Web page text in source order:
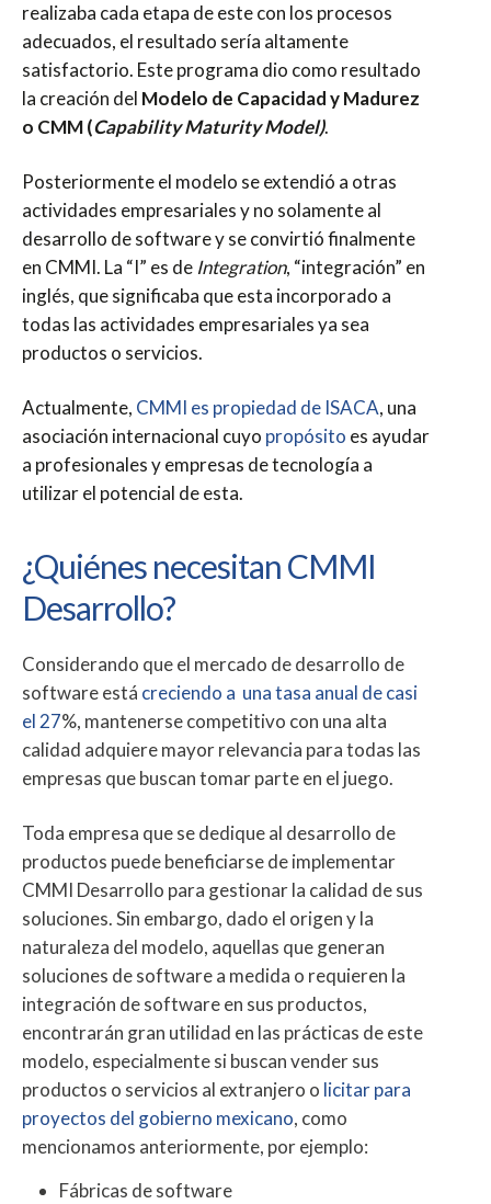
realizaba cada etapa de este con los procesos
adecuados, el resultado sería altamente
satisfactorio. Este programa dio como resultado
la creación del Modelo de Capacidad y Madurez
o CMM (Capability Maturity Model).
Posteriormente el modelo se extendió a otras
actividades empresariales y no solamente al
desarrollo de software y se convirtió finalmente
en CMMI. La “I” es de Integration, “integración” en
inglés, que significaba que esta incorporado a
todas las actividades empresariales ya sea
productos o servicios.
Actualmente, CMMI es propiedad de ISACA, una
asociación internacional cuyo propósito es ayudar
a profesionales y empresas de tecnología a
utilizar el potencial de esta.
¿Quiénes necesitan CMMI
Desarrollo?
Considerando que el mercado de desarrollo de
software está creciendo a una tasa anual de casi
el 27%, mantenerse competitivo con una alta
calidad adquiere mayor relevancia para todas las
empresas que buscan tomar parte en el juego.
Toda empresa que se dedique al desarrollo de
productos puede beneficiarse de implementar
CMMI Desarrollo para gestionar la calidad de sus
soluciones. Sin embargo, dado el origen y la
naturaleza del modelo, aquellas que generan
soluciones de software a medida o requieren la
integración de software en sus productos,
encontrarán gran utilidad en las prácticas de este
modelo, especialmente si buscan vender sus
productos o servicios al extranjero o licitar para
proyectos del gobierno mexicano, como
mencionamos anteriormente, por ejemplo:
Fábricas de software